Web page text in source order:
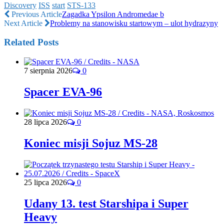
Discovery ISS start STS-133
Previous ArticleZagadka Ypsilon Andromedae b
Next Article
Problemy na stanowisku startowym – ulot hydrazyny
Related Posts
7 sierpnia 2026 0
Spacer EVA-96
28 lipca 2026 0
Koniec misji Sojuz MS-28
25 lipca 2026 0
Udany 13. test Starshipa i Super
Heavy